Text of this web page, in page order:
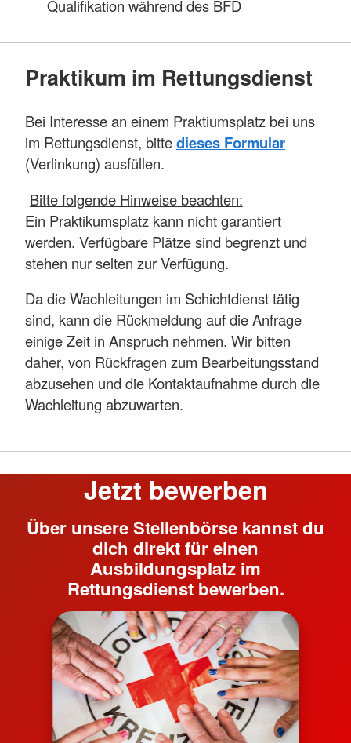
Qualifikation während des BFD
Praktikum im Rettungsdienst
Bei Interesse an einem Praktiumsplatz bei uns
im Rettungsdienst, bittedieses Formular
(Verlinkung) ausfüllen.
Bitte folgende Hinweise beachten:
Ein Praktikumsplatz kann nicht garantiert
werden. Verfügbare Plätze sind begrenzt und
stehen nur selten zur Verfügung.
Da die Wachleitungen im Schichtdienst tätig
sind, kann die Rückmeldung auf die Anfrage
einige Zeit in Anspruch nehmen. Wir bitten
daher, von Rückfragen zum Bearbeitungsstand
abzusehen und die Kontaktaufnahme durch die
Wachleitung abzuwarten.
Jetzt bewerben
Über unsere Stellenbörse kannst du
dich direkt für einen
Ausbildungsplatz im
Rettungsdienst bewerben.